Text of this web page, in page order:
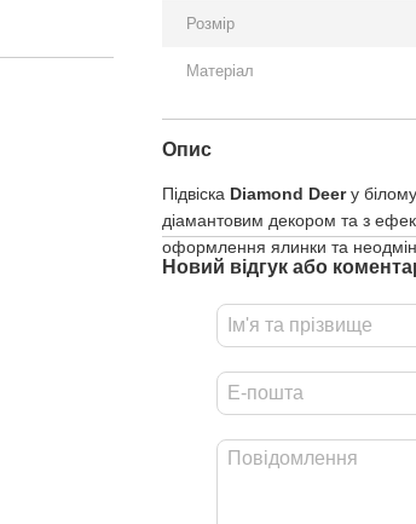
Розмір
Матеріал
Опис
Підвіска Diamond Deerу
діамантовим декором та з
оформлення ялинки та
Новий відгук або